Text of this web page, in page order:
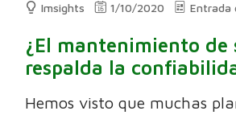
Imsights 1/10/2020 Entrada
¿El mantenimiento de
respalda la
Hemos visto que muchas